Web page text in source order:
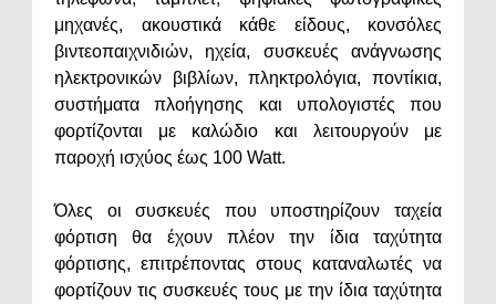
μηχανές, ακουστικά κάθε είδους, κονσόλες
βιντεοπαιχνιδιών, ηχεία, συσκευές ανάγνωσης
ηλεκτρονικών βιβλίων, πληκτρολόγια, ποντίκια,
συστήματα πλοήγησης και υπολογιστές που
φορτίζονται με καλώδιο και λειτουργούν με
παροχή ισχύος έως 100 Watt.
Όλες οι συσκευές που υποστηρίζουν ταχεία
φόρτιση θα έχουν πλέον την ίδια ταχύτητα
φόρτισης, επιτρέποντας στους καταναλωτές να
φορτίζουν τις συσκευές τους με την ίδια ταχύτητα